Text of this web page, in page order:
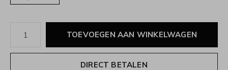
TOEVOEGEN AAN WINKELWAGEN
DIRECT BETALEN